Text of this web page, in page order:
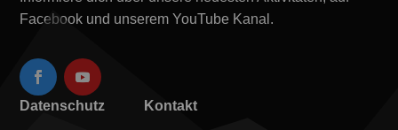
Facebook und unserem YouTube Kanal.
Datenschutz Kontakt